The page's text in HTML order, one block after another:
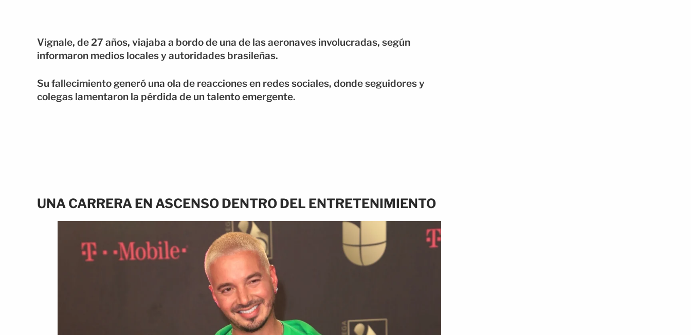
Vignale, de 27 años, viajaba a bordo de una de las aeronaves involucradas, según
informaron medios locales y autoridades brasileñas.
Su fallecimiento generó una ola de reacciones en redes sociales, donde seguidores y
colegas lamentaron la pérdida de un talento emergente.
UNA CARRERA EN ASCENSO DENTRO DEL ENTRETENIMIENTO